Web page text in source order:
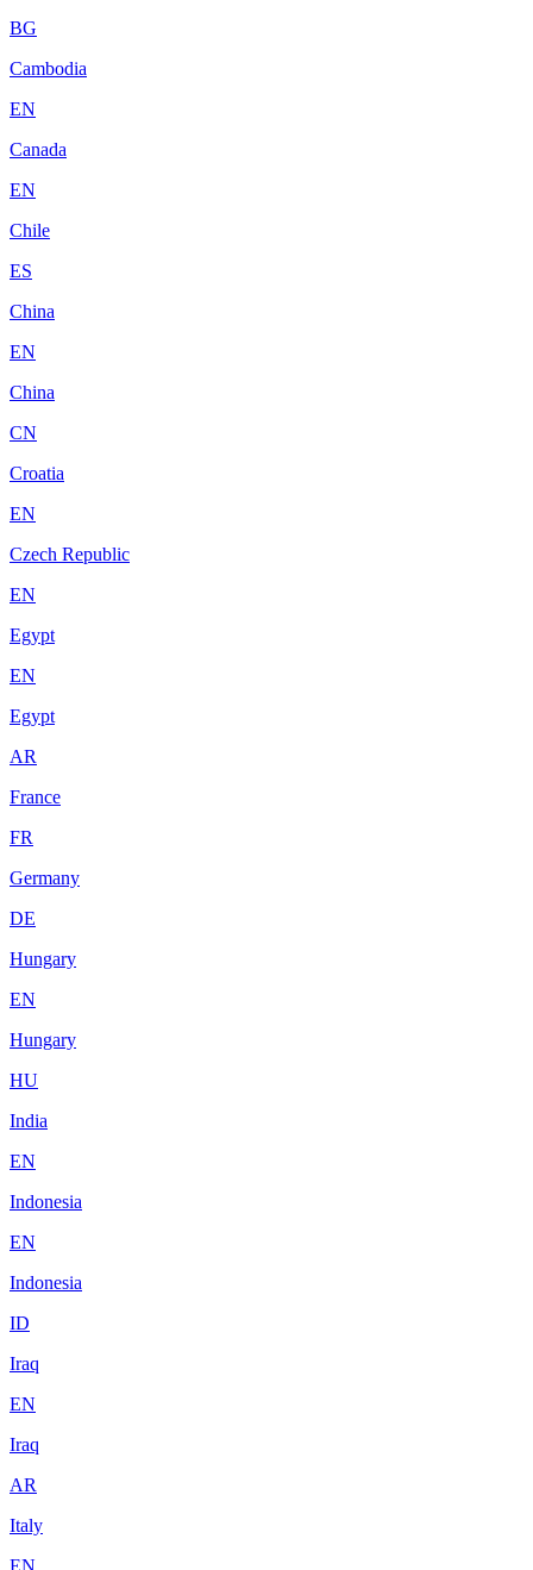
BG
Cambodia
EN
Canada
EN
Chile
ES
China
EN
China
CN
Croatia
EN
Czech Republic
EN
Egypt
EN
Egypt
AR
France
FR
Germany
DE
Hungary
EN
Hungary
HU
India
EN
Indonesia
EN
Indonesia
ID
Iraq
EN
Iraq
AR
Italy